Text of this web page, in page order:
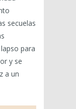
secuelas
para
y se
a un